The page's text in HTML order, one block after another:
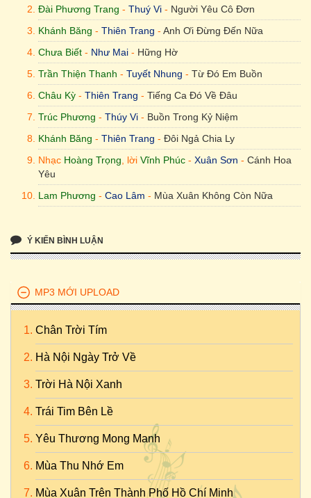
Đài Phương Trang - Thuý Vi - Người Yêu Cô Đơn
Khánh Băng - Thiên Trang - Anh Ơi Đừng Đến Nữa
Chưa Biết - Như Mai - Hững Hờ
Trần Thiện Thanh - Tuyết Nhung - Từ Đó Em Buồn
Châu Kỳ - Thiên Trang - Tiếng Ca Đó Về Đâu
Trúc Phương - Thúy Vi - Buồn Trong Kỷ Niệm
Khánh Băng - Thiên Trang - Đôi Ngả Chia Ly
Nhạc Hoàng Trọng , lời Vĩnh Phúc - Xuân Sơn - Cánh Hoa
Yêu
Lam Phương - Cao Lâm - Mùa Xuân Không Còn Nữa
Ý KIẾN BÌNH LUẬN
MP3 MỚI UPLOAD
Chân Trời Tím
Hà Nội Ngày Trở Về
Trời Hà Nội Xanh
Trái Tim Bên Lề
Yêu Thương Mong Manh
Mùa Thu Nhớ Em
Mùa Xuân Trên Thành Phố Hồ Chí Minh